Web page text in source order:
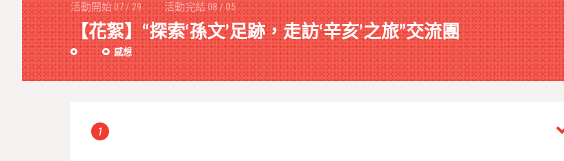
活動開始07/29 活動完結 08/05
【花絮】“探索‘孫文’足跡，走訪‘辛亥’之旅”交流團
感想
1